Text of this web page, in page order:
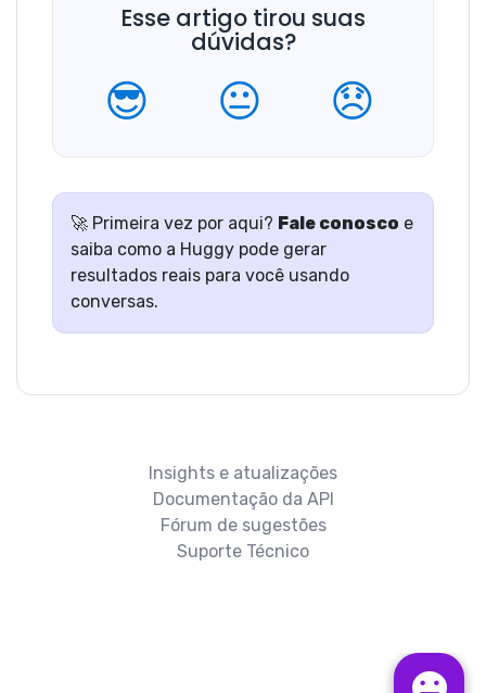
Esse artigo tirou suas
dúvidas?
😎 😐 😞
🚀 Primeira vez por aqui? Fale conosco e
saiba como a Huggy pode gerar
resultados reais para você usando
conversas.
Insights e atualizações
Documentação da API
Fórum de sugestões
Suporte Técnico